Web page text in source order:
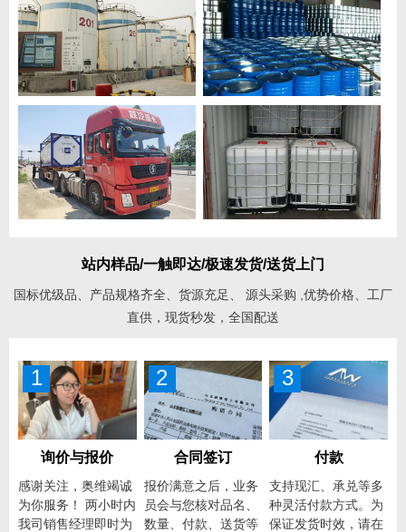
站内样品/一触即达/极速发货/送货上门
国标优级品、产品规格齐全、货源充足、 源头采购 ,优势价格、工厂
直供，现货秒发，全国配送
1
询价与报价
感谢关注，奥维竭诚
为你服务！ 两小时内
我司销售经理即时为
2
合同签订
报价满意之后，业务
员会与您核对品名、
数量、付款、送货等
3
付款
支持现汇、承兑等多
种灵活付款方式。为
保证发货时效，请在